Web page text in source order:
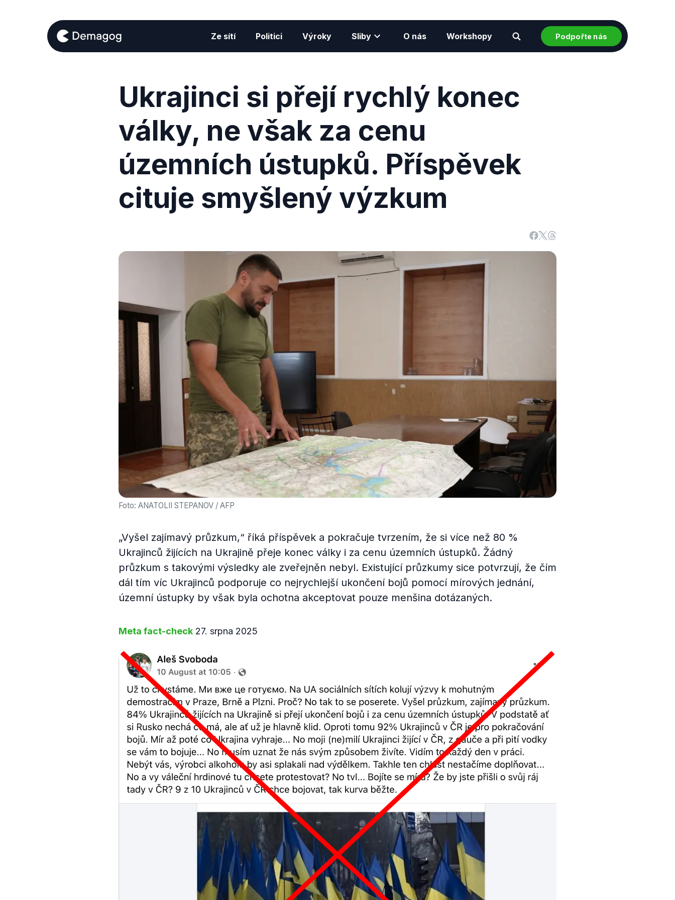
Ze sítí Politici Výroky Sliby O nás Workshopy Podpořte nás
Ukrajinci si přejí rychlý konec
války, ne však za cenu
územních ústupků. Příspěvek
cituje smyšlený výzkum
Foto: ANATOLII STEPANOV / AFP
„Vyšel zajímavý průzkum,“ říká příspěvek a pokračuje tvrzením, že si více než 80 %
Ukrajinců žijících na Ukrajině přeje konec války i za cenu územních ústupků. Žádný
průzkum s takovými výsledky ale zveřejněn nebyl. Existující průzkumy sice potvrzují, že čím
dál tím víc Ukrajinců podporuje co nejrychlejší ukončení bojů pomocí mírových jednání,
územní ústupky by však byla ochotna akceptovat pouze menšina dotázaných.
Meta fact-check 27. srpna 2025